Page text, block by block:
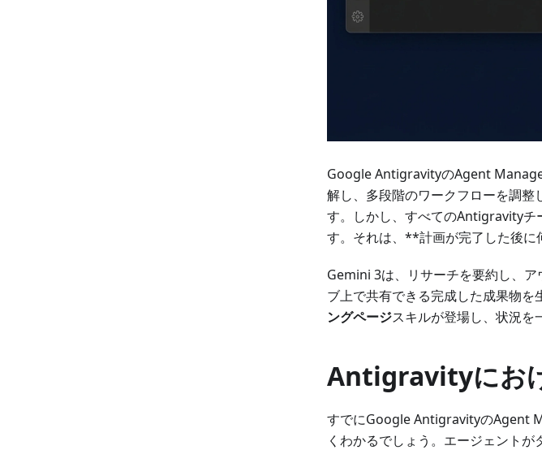
Google AntigravityのAgent
解し、多段階のワークフローを調
す。しかし、すべてのAntigravityチ
す。それは、**計画が完了した後に
Gemini 3は、リサーチを要約し、
ブ上で共有できる完成した成果物を
ングページスキルが登場し、状況を
Antigravityにお
すでにGoogle AntigravityのAgent
くわかるでしょう。エージェント